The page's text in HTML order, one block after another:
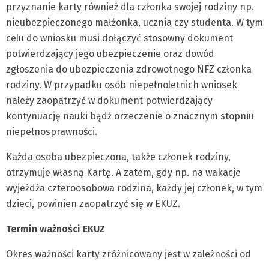
przyznanie karty również dla członka swojej rodziny np.
nieubezpieczonego małżonka, ucznia czy studenta. W tym
celu do wniosku musi dołączyć stosowny dokument
potwierdzający jego ubezpieczenie oraz dowód
zgłoszenia do ubezpieczenia zdrowotnego NFZ członka
rodziny. W przypadku osób niepełnoletnich wniosek
należy zaopatrzyć w dokument potwierdzający
kontynuację nauki bądź orzeczenie o znacznym stopniu
niepełnosprawności.
Każda osoba ubezpieczona, także członek rodziny,
otrzymuje własną Kartę. A zatem, gdy np. na wakacje
wyjeżdża czteroosobowa rodzina, każdy jej członek, w tym
dzieci, powinien zaopatrzyć się w EKUZ.
Termin ważności EKUZ
Okres ważności karty zróżnicowany jest w zależności od